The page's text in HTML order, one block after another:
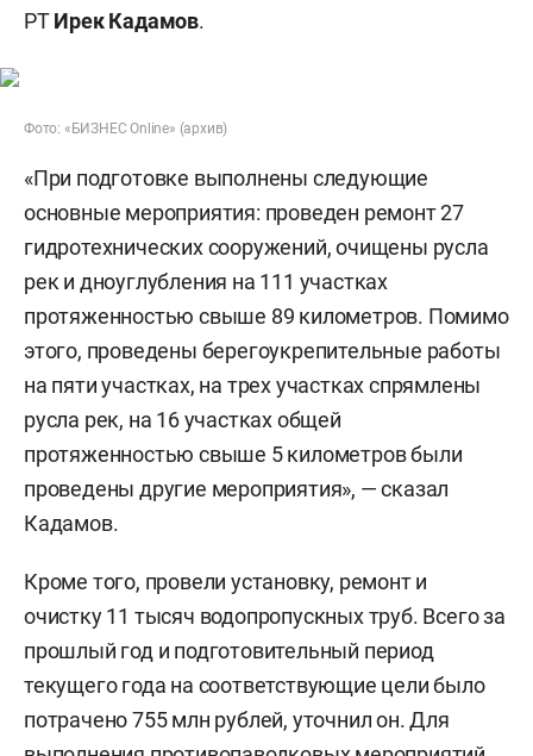
РТИрек Кадамов.
Фото: «БИЗНЕС Online» (архив)
«При подготовке выполнены следующие
основные мероприятия: проведен ремонт 27
гидротехнических сооружений, очищены русла
рек и дноуглубления на 111 участках
протяженностью свыше 89 километров. Помимо
этого, проведены берегоукрепительные работы
на пяти участках, на трех участках спрямлены
русла рек, на 16 участках общей
протяженностью свыше 5 километров были
проведены другие мероприятия», — сказал
Кадамов.
Кроме того, провели установку, ремонт и
очистку 11 тысяч водопропускных труб. Всего за
прошлый год и подготовительный период
текущего года на соответствующие цели было
потрачено 755 млн рублей, уточнил он. Для